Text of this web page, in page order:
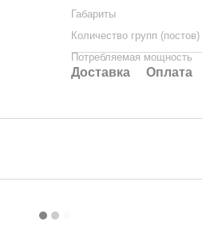
Габариты
Количество групп (постов)
Потребляемая мощность
Доставка Оплата